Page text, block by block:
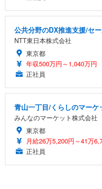
公共分野のDX推進支援/セ
NTT東日本株式会社
東京都
年収500万円～1,040万円
正社員
青山一丁目/くらしのマー
みんなのマーケット株式会社
東京都
月給26万5,200円～41万
正社員